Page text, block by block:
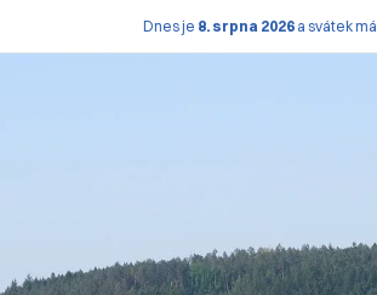
Dnes je 8. srpna 2026a svátek má